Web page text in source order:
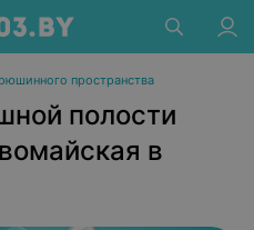
пространства
полости
в